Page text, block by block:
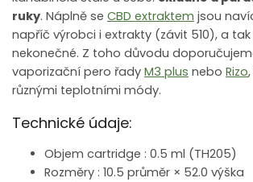
ruky. Náplně se CBD extraktem jsou
napříč výrobci i extrakty (závit 510), a
nekonečné. Z toho důvodu
vaporizační pero řady M3 plus nebo Rizo
různými teplotními módy.
Technické údaje:
Objem cartridge : 0.5 ml (TH205)
Rozměry : 10.5 průměr × 52.0 výška